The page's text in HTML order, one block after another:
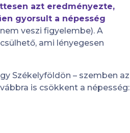
azt eredményezte,
gyorsult a népesség
veszi figyelembe). A
ami lényegesen
Székelyföldön – szemben az
is csökkent a népesség: